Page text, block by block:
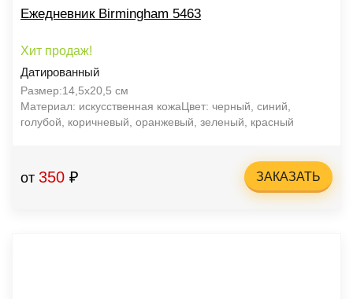
Ежедневник Birmingham 5463
Хит продаж!
Датированный
Размер:14,5х20,5 см
Материал: искусственная кожаЦвет: черный, синий,
голубой, коричневый, оранжевый, зеленый, красный
от 350 ₽ ЗАКАЗАТЬ